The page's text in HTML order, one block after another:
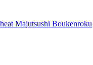
Majutsushi Boukenroku